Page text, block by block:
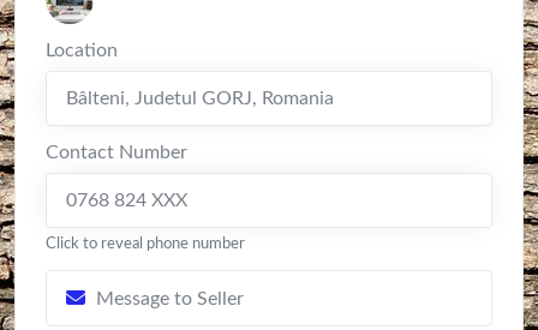
Location
Bâlteni, Judetul GORJ, Romania
Contact Number
0768 824 XXX
Click to reveal phone number
Message to Seller